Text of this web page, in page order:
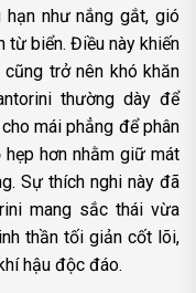
hạn như nắng gắt, gió
từ biển. Điều này khiến
trở nên khó khăn
thường dày để
mái phẳng để phân
hơn nhằm giữ mát
Sự thích nghi này đã
mang sắc thái vừa
thần tối giản cốt lõi,
hậu độc đáo.